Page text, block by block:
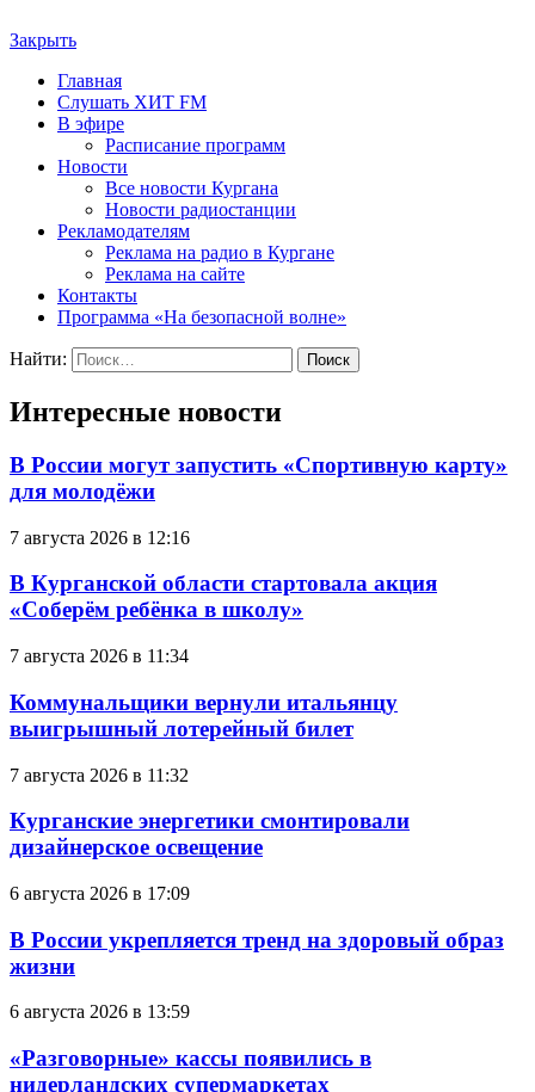
Закрыть
Главная
Слушать ХИТ FM
В эфире
Расписание программ
Новости
Все новости Кургана
Новости радиостанции
Рекламодателям
Реклама на радио в Кургане
Реклама на сайте
Контакты
Программа «На безопасной волне»
Найти:
Интересные новости
В России могут запустить «Спортивную карту»
для молодёжи
7 августа 2026 в 12:16
В Курганской области стартовала акция
«Соберём ребёнка в школу»
7 августа 2026 в 11:34
Коммунальщики вернули итальянцу
выигрышный лотерейный билет
7 августа 2026 в 11:32
Курганские энергетики смонтировали
дизайнерское освещение
6 августа 2026 в 17:09
В России укрепляется тренд на здоровый образ
жизни
6 августа 2026 в 13:59
«Разговорные» кассы появились в
нидерландских супермаркетах